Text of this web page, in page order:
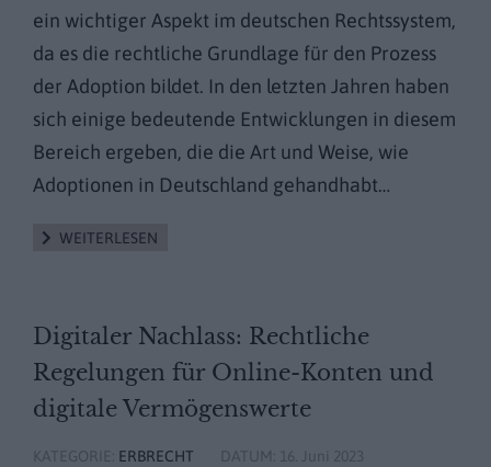
ein wichtiger Aspekt im deutschen Rechtssystem,
da es die rechtliche Grundlage für den Prozess
der Adoption bildet. In den letzten Jahren haben
sich einige bedeutende Entwicklungen in diesem
Bereich ergeben, die die Art und Weise, wie
Adoptionen in Deutschland gehandhabt…
WEITERLESEN
Digitaler Nachlass: Rechtliche
Regelungen für Online-Konten und
digitale Vermögenswerte
KATEGORIE: ERBRECHT DATUM: 16. Juni 2023